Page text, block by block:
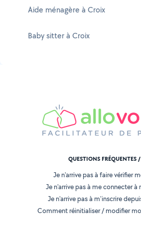
Aide ménagère à Croix
Baby sitter à Croix
QUESTIONS FRÉQUENTES
Je n'arrive pas à faire vérifier
Je n'arrive pas à me connecter
Je n'arrive pas à m'inscrire
Comment réinitialiser / modifier